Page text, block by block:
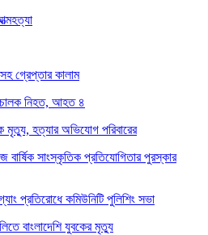
গ্রেপ্তার কালাম
চালক নিহত, আহত ৪
মৃত্যু, হত্যার অভিযোগ পরিবারের
বার্ষিক সাংস্কৃতিক প্রতিযোগিতার পুরস্কার
প্রতিরোধে কমিউনিটি পুলিশিং সভা
বাংলাদেশি যুবকের মৃত্যু